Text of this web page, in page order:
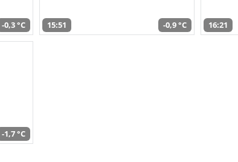
-0,3 °C 15:51 -0,9 °C 16:21
-1,7 °C